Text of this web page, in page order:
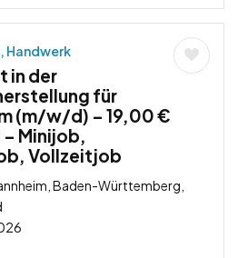
Handwerk
in der
für
(m/w/d) – 19,00 €
Minijob,
Vollzeitjob
Baden-Württemberg,